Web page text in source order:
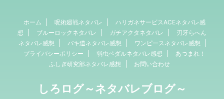
ホーム 呪術廻戦ネタバレ
ハリガネサービスACEネタバレ感
想
ブルーロックネタバレ ガチアクタネタバレ
刃牙らへん
ネタバレ感想
バキ道ネタバレ感想
ワンピースネタバレ感想
プライバシーポリシー
弱虫ペダルネタバレ感想
あつまれ！
ふしぎ研究部ネタバレ感想
お問い合わせ
しろログ～ネタバレブログ～